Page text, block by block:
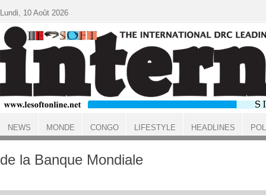
ACCUEIL
de la Banque Mondiale
Lundi, 10 Août 2026
NEWS MONDE CONGO LIFESTYLE HEADLINES